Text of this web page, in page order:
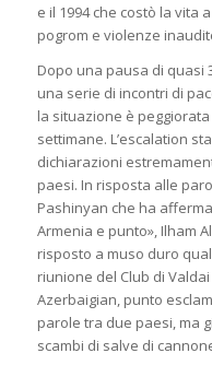
e il 1994 che costò la vita
pogrom e violenze
Dopo una pausa di quasi
una serie di incontri di
la situazione è
settimane. L’escalation
dichiarazioni
paesi. In risposta alle
Pashinyan che ha
Armenia e punto», Ilham
risposto a muso duro
riunione del Club di
Azerbaigian, punto
parole tra due paesi, ma
scambi di salve di